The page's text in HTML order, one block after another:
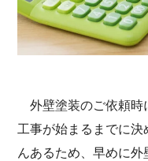
外壁塗装のご依頼時
工事が始まるまでに決
んあるため、早めに